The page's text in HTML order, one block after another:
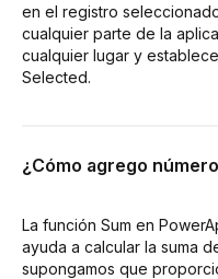
en el registro
cualquier parte de la
cualquier lugar y
Selected.
¿Cómo agrego
La función Sum en
ayuda a calcular la suma
supongamos que